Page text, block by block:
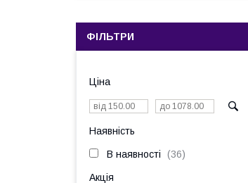
ФІЛЬТРИ
Ціна
Наявність
В наявності 36
Акція